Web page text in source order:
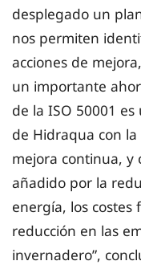
desplegado un
nos permiten
acciones de
un importante
de la ISO 50001
de Hidraqua con
mejora continua, y
añadido por la
energía, los costes
reducción en las
invernadero”,